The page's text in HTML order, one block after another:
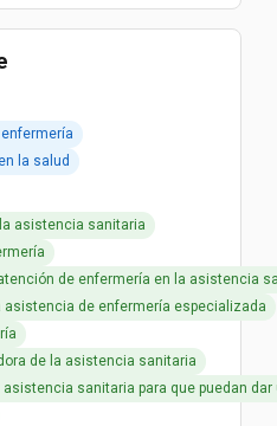
la salud
asistencia sanitaria
de enfermería en la asistencia
asistencia de enfermería especializada
de la asistencia sanitaria
sanitaria para que puedan